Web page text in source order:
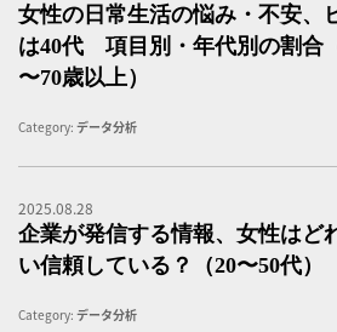
女性の日常生活の悩み・不安、
は40代 項目別・年代別の割合
〜70歳以上）
Category: データ分析
2025.08.28
企業が発信する情報、女性はど
い信頼している？（20〜50代）
Category: データ分析